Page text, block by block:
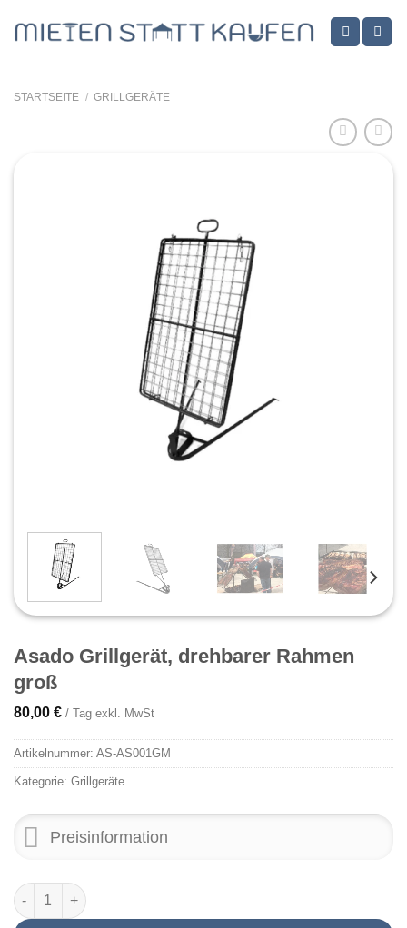
Inhalt
STARTSEITE / GRILLGERÄTE
Asado Grillgerät, drehbarer Rahmen
groß
80,00 € / Tag exkl. MwSt
Artikelnummer: AS-AS001GM
Kategorie: Grillgeräte
Preisinformation
Asado Grillgerät, drehbarer Rahmen groß Menge